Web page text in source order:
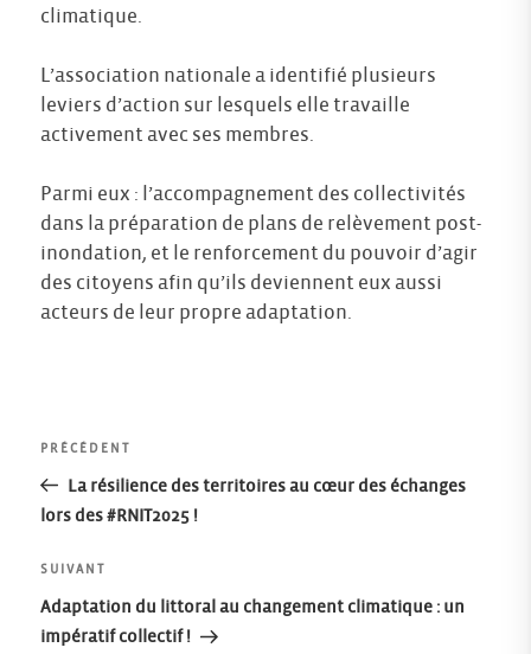
climatique.
L’association nationale a identifié plusieurs
leviers d’action sur lesquels elle travaille
activement avec ses membres.
Parmi eux : l’accompagnement des collectivités
dans la préparation de plans de relèvement post-
inondation, et le renforcement du pouvoir d’agir
des citoyens afin qu’ils deviennent eux aussi
acteurs de leur propre adaptation.
Navigation
de
l’article
Article
précédent
PRÉCÉDENT
La résilience des territoires au cœur des échanges
lors des #RNIT2025 !
Article
suivant
SUIVANT
Adaptation du littoral au changement climatique : un
impératif collectif !